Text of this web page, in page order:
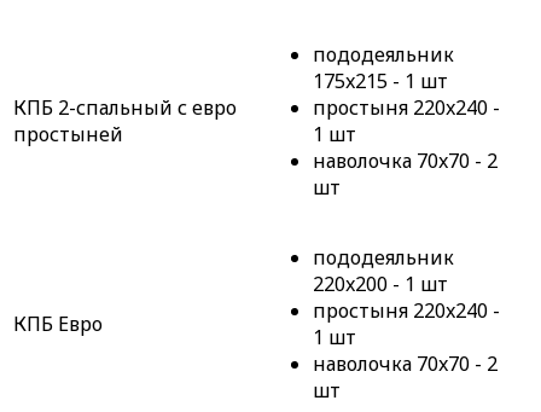
КПБ 2-спальный с евро
простыней
пододеяльник
175x215 - 1 шт
простыня 220x240 -
1 шт
наволочка 70x70 - 2
шт
КПБ Евро
пододеяльник
220x200 - 1 шт
простыня 220x240 -
1 шт
наволочка 70x70 - 2
шт